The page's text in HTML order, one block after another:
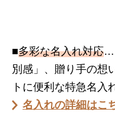
■多彩な名入れ対応…
別感」、贈り手の想
トに便利な特急名入
名入れの詳細はこ